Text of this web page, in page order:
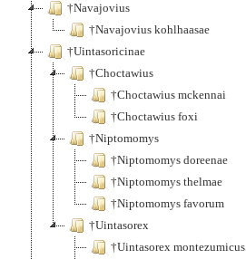
†Navajovius
†Navajovius kohlhaasae
†Uintasoricinae
†Choctawius
†Choctawius mckennai
†Choctawius foxi
†Niptomomys
†Niptomomys doreenae
†Niptomomys thelmae
†Niptomomys favorum
†Uintasorex
†Uintasorex montezumicus